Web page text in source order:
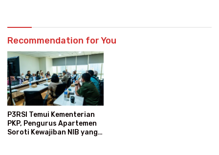
Recommendation for You
P3RSI Temui Kementerian
PKP, Pengurus Apartemen
Soroti Kewajiban NIB yang